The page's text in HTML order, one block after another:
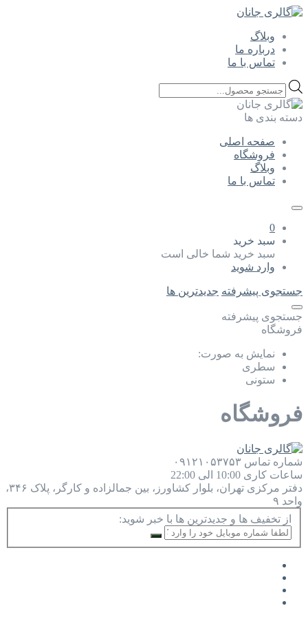
وبلاگ
درباره ما
تماس با ما
Products
search
دسته بندی ها
صفحه اصلی
فروشگاه
وبلاگ
تماس با ما
0
سبد خرید
سبد خرید شما خالی است
وارد شوید
جستجوی پیشرفته جدیدترین ها
جستجوی پیشرفته
فروشگاه
نمایش به صورت:
سطری
ستونی
فروشگاه
شماره تماس ۰۹۱۲۱۰۵۳۷۵۳
ساعات کاری 10:00 الی 22:00
دفتر مرکزی
تهران، بلوار کشاورز، بین جمالزاده و کارگر، پلاک ۳۴۶،
واحد ۹
از تخفیف ها و جدیدترین ها با خبر شوید: